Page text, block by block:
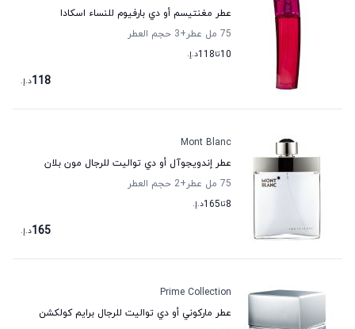
عطر مغنتيسم أو دي بارفيوم للنساء اسكادا
75 مل عطر
+3
حجم العطر
10تا118د.إ.
118د.إ.
Mont Blanc
عطر إندويجوآل أو دي تواليت للرجال مون بلان
75 مل عطر
+2
حجم العطر
8تا165د.إ.
165د.إ.
Prime Collection
عطر ماركوني أو دي تواليت للرجال برايم كولكشن